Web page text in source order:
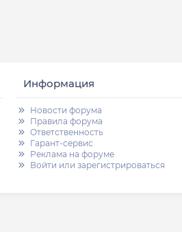
Информация
Новости форума
Правила форума
Ответственность
Гарант-сервис
Реклама на форуме
Войти или зарегистрироваться